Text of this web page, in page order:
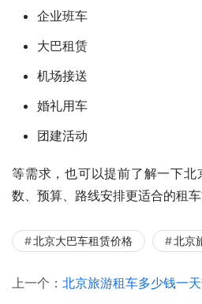
企业班车
大巴租赁
机场接送
婚礼用车
团建活动
等需求，也可以提前了解一下北
数、预算、路线安排更适合的租车
北京大巴车租赁价格 北京
上一个： 北京旅游租车多少钱一天带司机？2026北